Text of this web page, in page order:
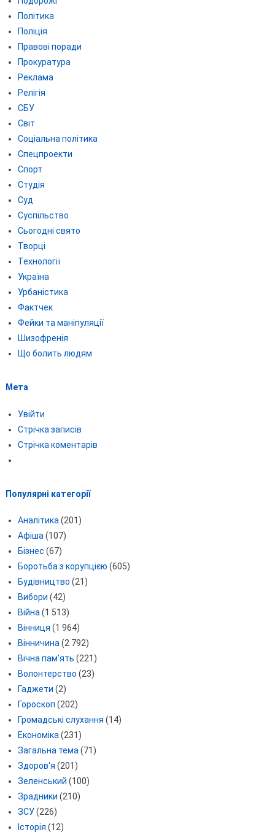
Політика
Поліція
Правові поради
Прокуратура
Реклама
Релігія
СБУ
Світ
Соціальна політика
Спецпроекти
Спорт
Студія
Суд
Суспільство
Сьогодні свято
Творці
Технології
Україна
Урбаністика
Фактчек
Фейки та маніпуляції
Шизофренія
Що болить людям
Мета
Увійти
Стрічка записів
Стрічка коментарів
Популярні категорії
Аналітика(201)
Афіша(107)
Бізнес (67)
Боротьба з корупцією (605)
Будівництво (21)
Вибори (42)
Війна(1 513)
Вінниця (1 964)
Вінничина(2 792)
Вічна пам'ять (221)
Волонтерство (23)
Гаджети (2)
Гороскоп (202)
Громадські слухання (14)
Економіка(231)
Загальна тема(71)
Здоров'я (201)
Зеленський (100)
Зрадники (210)
ЗСУ(226)
Історія (12)